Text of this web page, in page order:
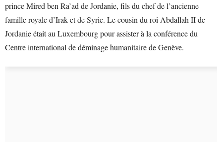
prince Mired ben Ra’ad de Jordanie, fils du chef de l’ancienne
famille royale d’Irak et de Syrie. Le cousin du roi Abdallah II de
Jordanie était au Luxembourg pour assister à la conférence du
Centre international de déminage humanitaire de Genève.